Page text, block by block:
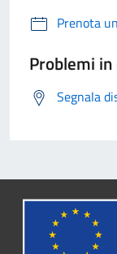
Prenota
Problemi
Segnala